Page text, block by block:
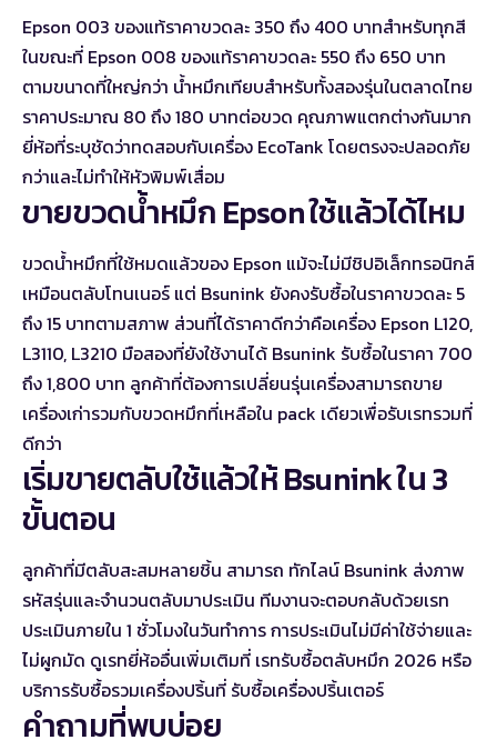
Epson 003 ของแท้ราคาขวดละ 350 ถึง 400 บาทสำหรับทุกสี
ในขณะที่ Epson 008 ของแท้ราคาขวดละ 550 ถึง 650 บาท
ตามขนาดที่ใหญ่กว่า น้ำหมึกเทียบสำหรับทั้งสองรุ่นในตลาดไทย
ราคาประมาณ 80 ถึง 180 บาทต่อขวด คุณภาพแตกต่างกันมาก
ยี่ห้อที่ระบุชัดว่าทดสอบกับเครื่อง EcoTank โดยตรงจะปลอดภัย
กว่าและไม่ทำให้หัวพิมพ์เสื่อม
ขายขวดน้ำหมึก Epson ใช้แล้วได้ไหม
ขวดน้ำหมึกที่ใช้หมดแล้วของ Epson แม้จะไม่มีชิปอิเล็กทรอนิกส์
เหมือนตลับโทนเนอร์ แต่ Bsunink ยังคงรับซื้อในราคาขวดละ 5
ถึง 15 บาทตามสภาพ ส่วนที่ได้ราคาดีกว่าคือเครื่อง Epson L120,
L3110, L3210 มือสองที่ยังใช้งานได้ Bsunink รับซื้อในราคา 700
ถึง 1,800 บาท ลูกค้าที่ต้องการเปลี่ยนรุ่นเครื่องสามารถขาย
เครื่องเก่ารวมกับขวดหมึกที่เหลือใน pack เดียวเพื่อรับเรทรวมที่
ดีกว่า
เริ่มขายตลับใช้แล้วให้ Bsunink ใน 3
ขั้นตอน
ลูกค้าที่มีตลับสะสมหลายชิ้น สามารถ ทักไลน์ Bsunink ส่งภาพ
รหัสรุ่นและจำนวนตลับมาประเมิน ทีมงานจะตอบกลับด้วยเรท
ประเมินภายใน 1 ชั่วโมงในวันทำการ การประเมินไม่มีค่าใช้จ่ายและ
ไม่ผูกมัด ดูเรทยี่ห้ออื่นเพิ่มเติมที่ เรทรับซื้อตลับหมึก 2026 หรือ
บริการรับซื้อรวมเครื่องปริ้นที่ รับซื้อเครื่องปริ้นเตอร์
คำถามที่พบบ่อย